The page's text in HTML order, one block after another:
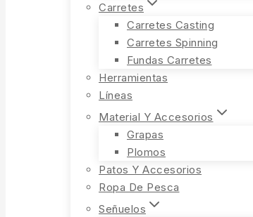
Carretes
Carretes Casting
Carretes Spinning
Fundas Carretes
Herramientas
Líneas
Material Y Accesorios
Grapas
Plomos
Patos Y Accesorios
Ropa De Pesca
Señuelos